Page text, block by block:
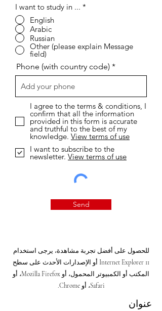
I want to study in ... *
English
Arabic
Russian
Other (please explain Message
field)
Phone (with country code)
I agree to the terms & conditions, I
confirm that all the information
provided in this form is accurate
and truthful to the best of my
knowledge. View terms of use
I want to subscribe to the
newsletter. View terms of use
Send
للحصول على أفضل تجربة مشاهدة، يرجى استخدام
Internet Explorer 11 أو الإصدارات الأحدث على سطح
المكتب أو الكمبيوتر المحمول، أو Mozilla Firefox، أو
Safari، أو Chrome.
عنوان